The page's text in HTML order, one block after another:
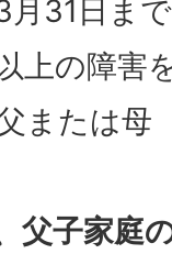
31日ま
上の障害
または母
父子家庭